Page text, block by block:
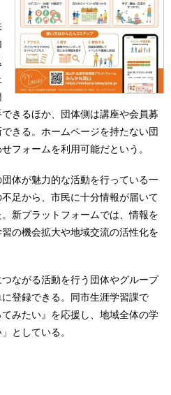
きるほか、団体側は講座や会員募
きる。ホームページを持たない団
フォームを利用可能だという。
体が魅力的な活動を行っている一
足から、市民に十分情報が届いて
新プラットフォームでは、情報を
の機会拡大や地域交流の活性化を
ながる活動を行う団体やグループ
登録できる。同市生涯学習課で
みたい』を応援し、地域全体の学
としている。